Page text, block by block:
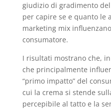
giudizio di gradimento
per capire se e quanto le
marketing mix
consumatore.
I risultati mostrano che,
che principalmente
“primo impatto” del
cui la crema si stende
percepibile al tatto e la